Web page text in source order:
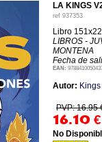
LA KINGS
ref 937353
Libro
LIBROS -
MONTENA
Fecha de
EAN:
Autor:
PVP: 16.95
16.10 €
No